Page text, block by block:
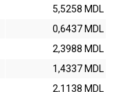
5,5258 MDL
0,6437 MDL
2,3988 MDL
1,4337 MDL
2,1138 MDL